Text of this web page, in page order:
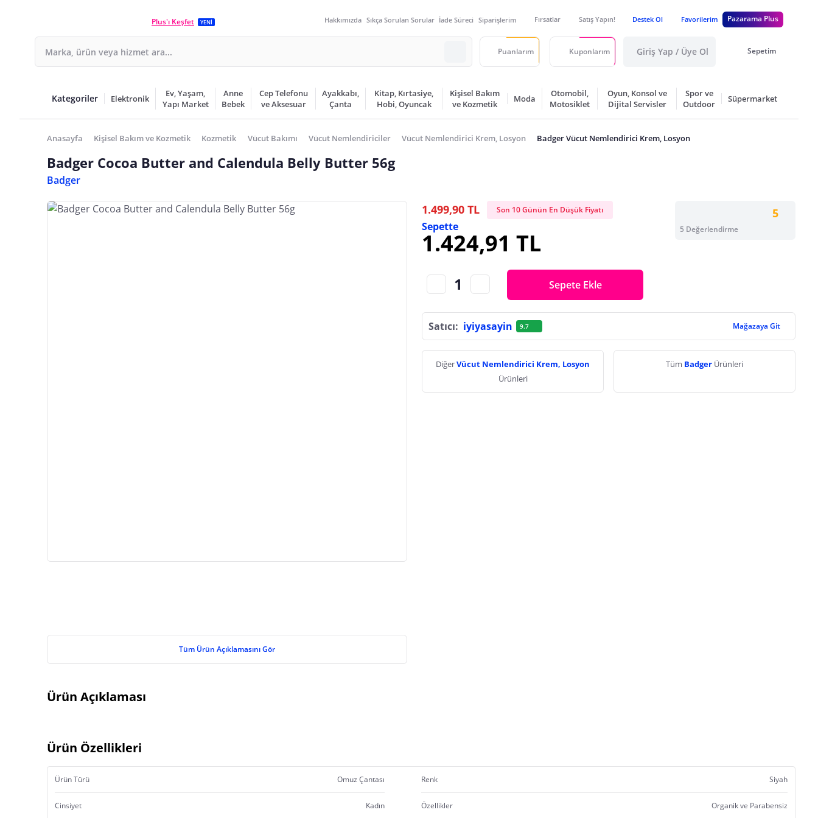
Plus'ı Keşfet YENİ Hakkımızda Sıkça Sorulan Sorular İade Süreci Siparişlerim Fırsatlar Satış Yapın! Destek Ol Favorilerim Pazarama Plus
Puanlarım Kuponlarım Giriş Yap / Üye Ol Sepetim
Kategoriler Elektronik
Ev, Yaşam,
Yapı Market
Anne
Bebek
Cep Telefonu
ve Aksesuar
Ayakkabı,
Çanta
Kitap, Kırtasiye,
Hobi, Oyuncak
Kişisel Bakım
ve Kozmetik
Moda
Otomobil,
Motosiklet
Oyun, Konsol ve
Dijital Servisler
Spor ve
Outdoor
Süpermarket
Anasayfa Kişisel Bakım ve Kozmetik Kozmetik Vücut Bakımı Vücut Nemlendiriciler Vücut Nemlendirici Krem, Losyon Badger Vücut Nemlendirici Krem, Losyon
Badger Cocoa Butter and Calendula Belly Butter 56g
Badger
Tüm Ürün Açıklamasını Gör
1.499,90 TL Son 10 Günün En Düşük Fiyatı
Sepette
1.424,91 TL
5
5 Değerlendirme
Sepete Ekle
Satıcı: iyiyasayin 9.7 Mağazaya Git
DiğerVücut Nemlendirici Krem, Losyon
Ürünleri
Tüm Badger Ürünleri
Ürün Açıklaması
Ürün Özellikleri
Ürün Türü Omuz Çantası Renk Siyah
Cinsiyet Kadın Özellikler Organik ve Parabensiz